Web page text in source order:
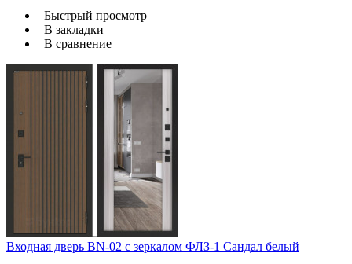
Быстрый просмотр
В закладки
В сравнение
Входная дверь BN-02 с зеркалом ФЛЗ-1 Сандал белый